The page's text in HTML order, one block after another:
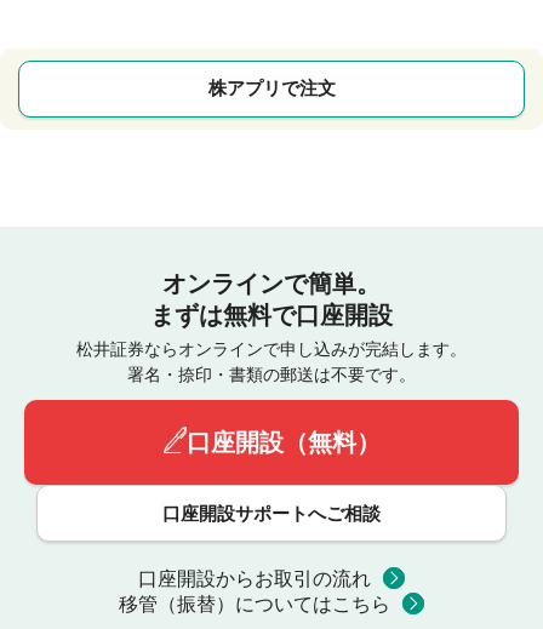
株アプリで注文
オンラインで簡単。
まずは無料で口座開設
松井証券ならオンラインで申し込みが完結します。
署名・捺印・書類の郵送は不要です。
口座開設（無料）
口座開設サポートへご相談
口座開設からお取引の流れ
移管（振替）についてはこちら